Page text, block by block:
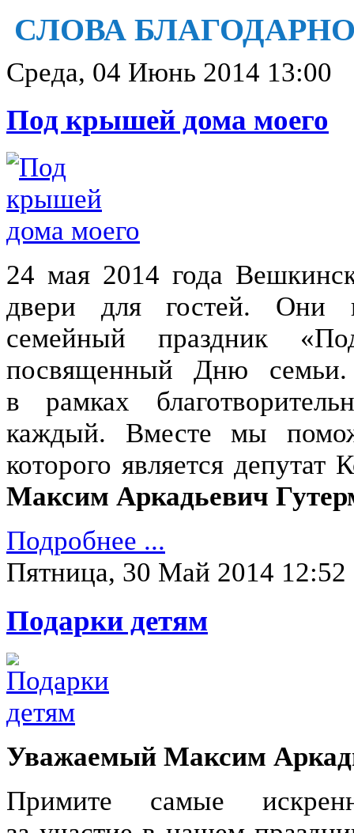
СЛОВА
Среда, 04 Июнь 2014 13:00
Под крышей дома моего
24 мая 2014 года
двери для гостей. Они
семейный праздник
посвященный Дню семьи.
в рамках
каждый. Вместе мы
которого является
Максим Аркадьевич
Подробнее ...
Пятница, 30 Май 2014 12:52
Подарки детям
Уважаемый Максим
Примите самые